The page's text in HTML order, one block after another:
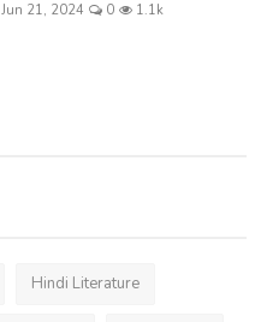
Jun 21, 2024 0 1.1k
Hindi Literature